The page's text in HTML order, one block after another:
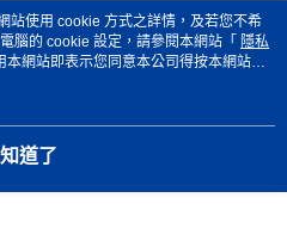
站使用 cookie 方式之詳情，及若您不希
腦的 cookie 設定，請參閱本網站「 隱私
本網站即表示您同意本公司得按本網站使
道了